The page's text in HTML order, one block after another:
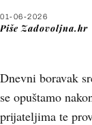
01-06-2026
Piše Zadovoljna.hr
Dnevni boravak
se opuštamo
prijateljima te